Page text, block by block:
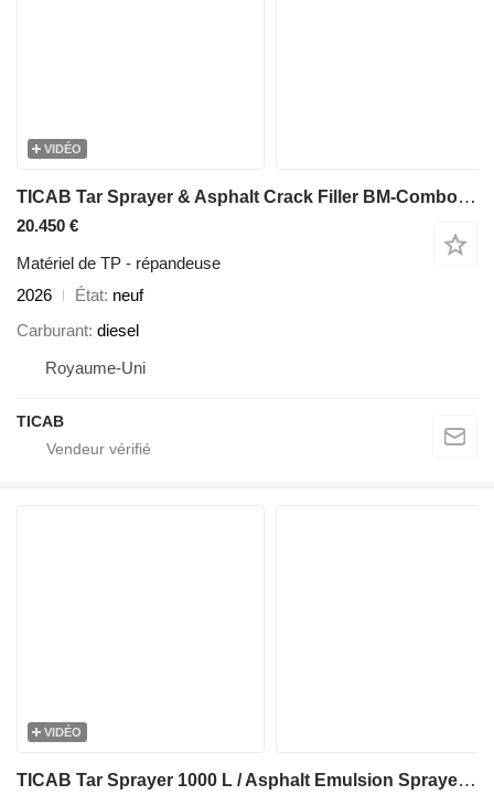
VIDÉO
TICAB Tar Sprayer & Asphalt Crack Filler BM-Combo from Manufacturer
20.450 €
Matériel de TP - répandeuse
2026
État neuf
Carburant diesel
Royaume-Uni
TICAB
VIDÉO
TICAB Tar Sprayer 1000 L / Asphalt Emulsion Sprayer from Manufacturer